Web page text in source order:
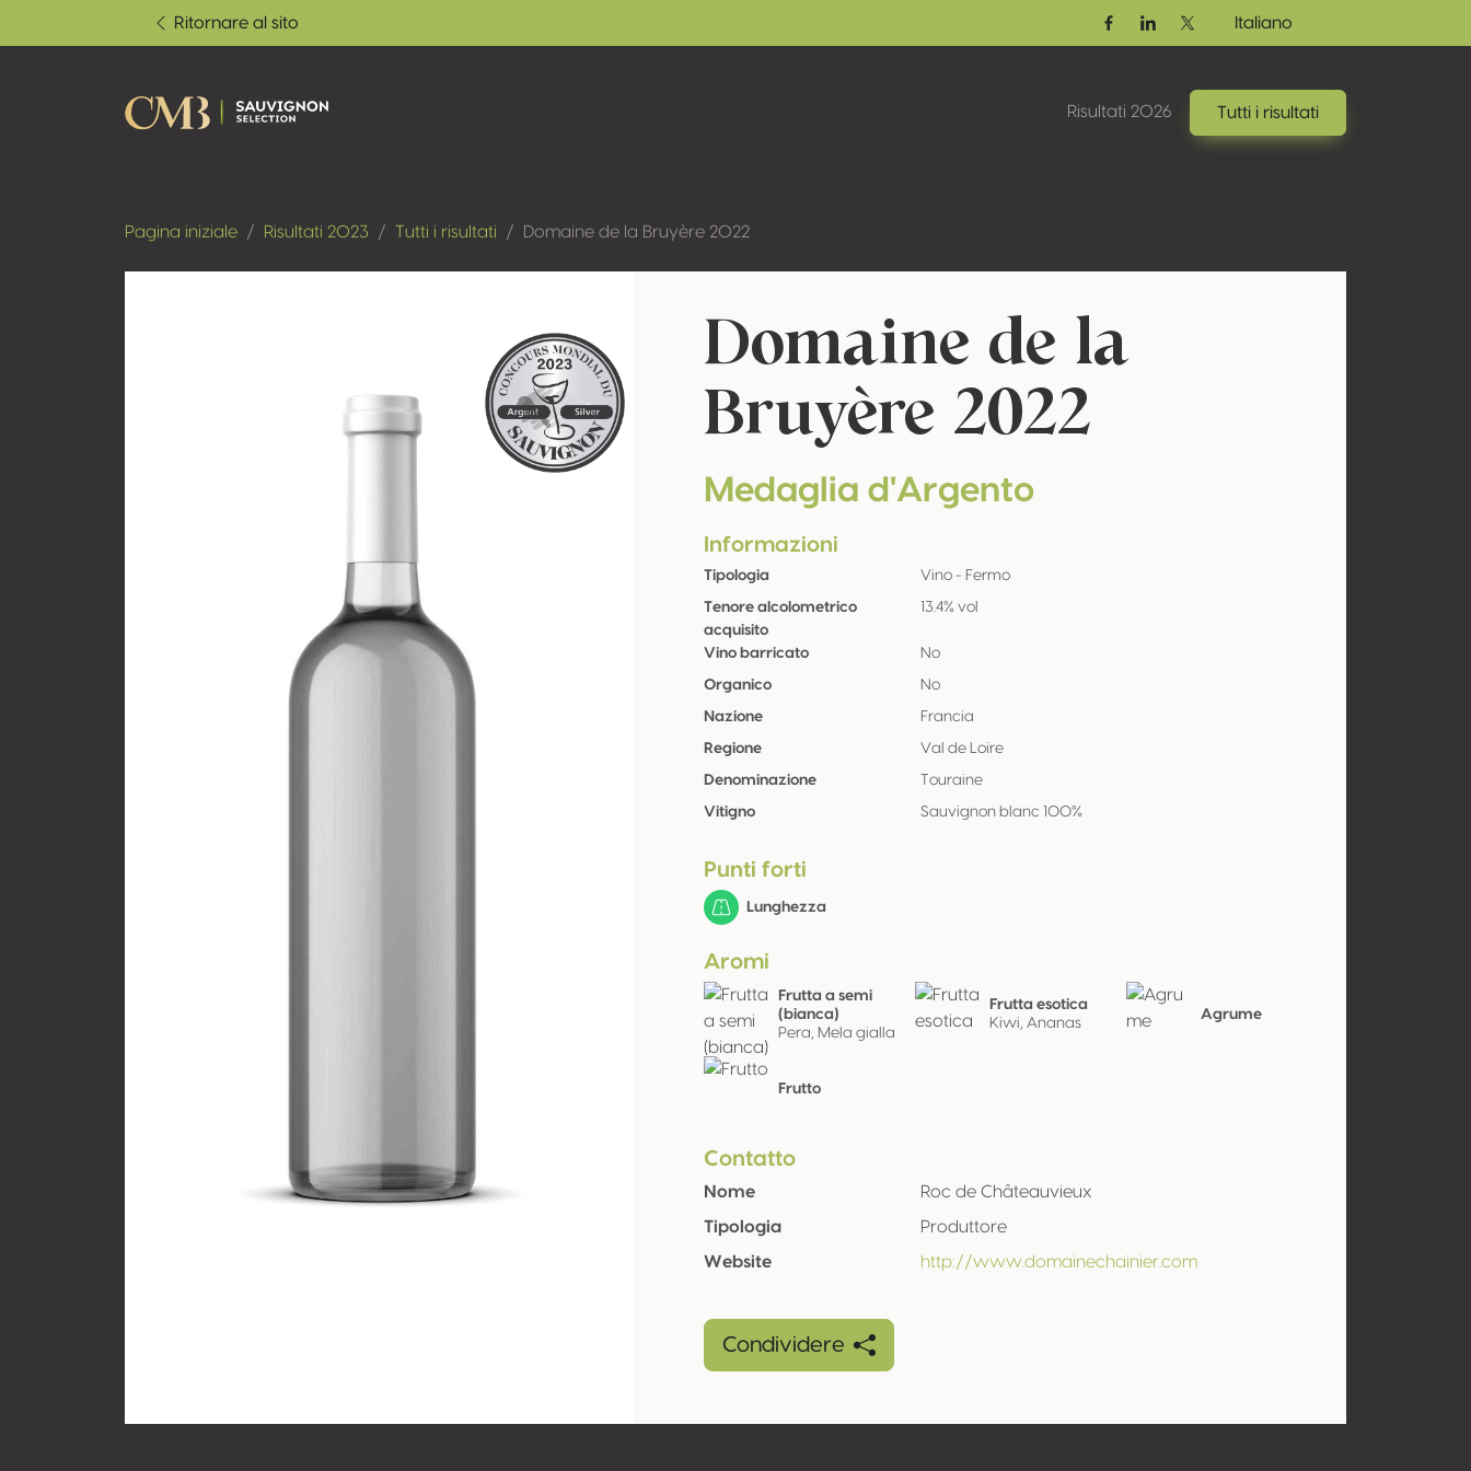
Ritornare al sito
FacebookLinkedinTwitter / X
Italiano
Risultati 2026 Tutti i risultati
Pagina iniziale Risultati 2023 Tutti i risultati Domaine de la Bruyère 2022
Domaine de la
Bruyère 2022
Medaglia d'Argento
Informazioni
Tipologia Vino - Fermo
Tenore alcolometrico
acquisito
13.4% vol
Vino barricato No
Organico No
Nazione Francia
Regione Val de Loire
Denominazione Touraine
Vitigno Sauvignon blanc 100%
Punti forti
Lunghezza
Aromi
Frutta a semi
(bianca)
Pera, Mela gialla
Frutta esotica
Kiwi, Ananas
Agrume
Frutto
Contatto
Nome
Roc de Châteauvieux
Tipologia
Produttore
Website
http://www.domainechainier.com
Condividere